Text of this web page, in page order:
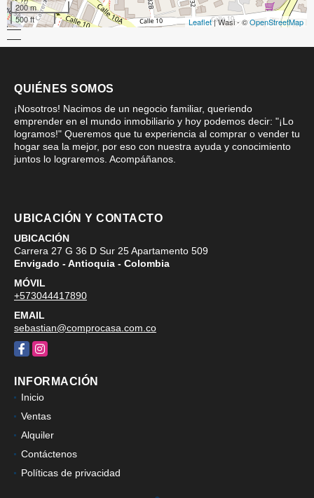
200 m
500 ft
Leaflet| Wasi - ©OpenStreetMap
QUIÉNES SOMOS
¡Nosotros! Nacimos de un negocio familiar, queriendo
emprender en el mundo inmobiliario y hoy podemos decir: "¡Lo
logramos!" Queremos que tu experiencia al comprar o vender tu
hogar sea la mejor, por eso con nuestra ayuda y conocimiento
juntos lo lograremos. Acompáñanos.
UBICACIÓN Y CONTACTO
UBICACIÓN
Carrera 27 G 36 D Sur 25 Apartamento 509
Envigado - Antioquia - Colombia
MÓVIL
+573044417890
EMAIL
sebastian@comprocasa.com.co
FacebookInstagram
INFORMACIÓN
Inicio
Ventas
Alquiler
Contáctenos
Políticas de privacidad